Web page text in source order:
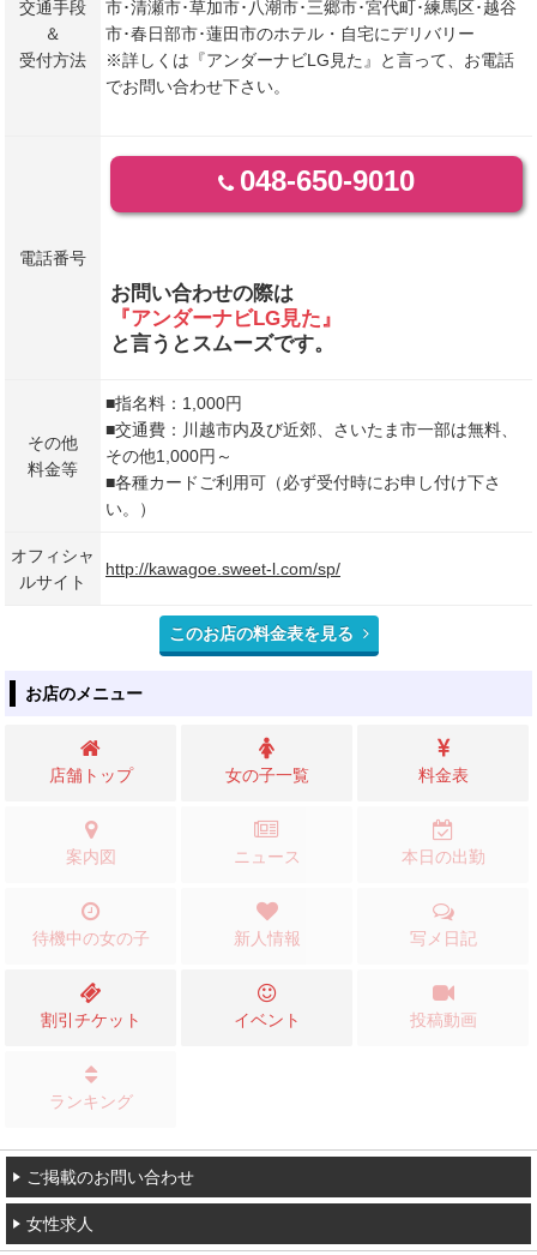
交通手段
＆
受付方法
市･清瀬市･草加市･八潮市･三郷市･宮代町･練馬区･越谷
市･春日部市･蓮田市のホテル・自宅にデリバリー
※詳しくは『アンダーナビLG見た』と言って、お電話
でお問い合わせ下さい。
電話番号
048-650-9010
お問い合わせの際は
『アンダーナビLG見た』
と言うとスムーズです。
その他
料金等
■指名料：1,000円
■交通費：川越市内及び近郊、さいたま市一部は無料、
その他1,000円～
■各種カードご利用可（必ず受付時にお申し付け下さ
い。）
オフィシャ
ルサイト
http://kawagoe.sweet-l.com/sp/
このお店の料金表を見る
お店のメニュー
店舗トップ 女の子一覧 料金表
案内図 ニュース 本日の出勤
待機中の女の子 新人情報 写メ日記
割引チケット イベント 投稿動画
ランキング
ご掲載のお問い合わせ
女性求人